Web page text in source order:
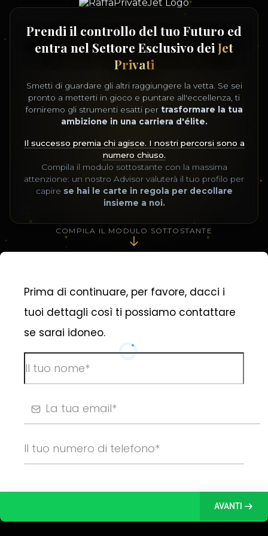
Prendi il controllo del tuo Futuro ed
entra nel Settore Esclusivo dei Jet
Privati
Smetti di guardare gli altri raggiungere la vetta. Se sei
pronto a metterti in gioco e puntare all'eccellenza, ti
forniremo gli strumenti esatti per trasformare la tua
ambizione in una carriera d'élite.
Il successo premia chi agisce. I nostri percorsi sono a
numero chiuso.
Compila il modulo sottostante con la massima
attenzione: un nostro Advisor valuterà il tuo profilo per
capire se hai le carte in regola per decollare
insieme a noi.
COMPILA IL MODULO SOTTOSTANTE
Prima di continuare, per favore, dacci i
tuoi dettagli così ti possiamo contattare
se sarai idoneo.
AVANTI